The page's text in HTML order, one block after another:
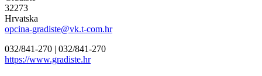
32273
Hrvatska
opcina-gradiste@vk.t-com.hr
032/841-270 | 032/841-270
https://www.gradiste.hr